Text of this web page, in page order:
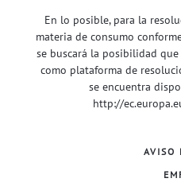
En lo posible, para la
materia de consumo
se buscará la posibilidad
como plataforma de
se encuentra
http://
AVISO